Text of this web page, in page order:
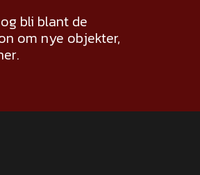
bli blant de
om nye objekter,